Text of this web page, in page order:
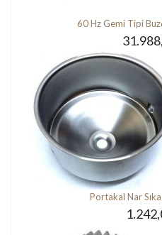
60 Hz Gemi Tipi
Portakal Nar